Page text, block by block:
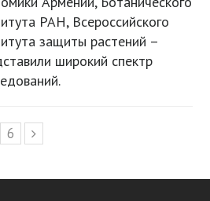
РАН, Всероссийского
защиты растений –
широкий спектр
Page
6